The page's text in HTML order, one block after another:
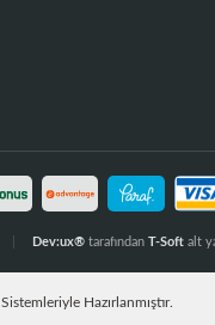
Dev:ux®tarafından T-Softalt
Sistemleriyle Hazırlanmıştır.